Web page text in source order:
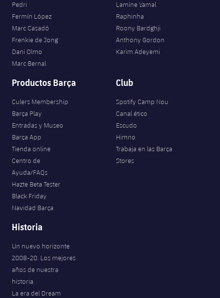
Pedri
Fermín López
Marc Casadó
Frenkie de Jong
Dani Olmo
Marc Bernal
Lamine Yamal
Raphinha
Roony Bardghji
Anthony Gordon
Karim Adeyemi
Productos Barça
Culers Membership
Barça Play
Entradas y Museo
Barça App
Tienda online
Centro de
Ayuda/FAQs
Hazte Beta Tester
Black Friday
Navidad Barça
Club
Spotify Camp Nou
Canal ético
Escudo
Himno
Trabaja en las Barça
Stores
Historia
Un nuevo horizonte
2008-20. Los mejores
años de nuestra
historia
La era del Dream